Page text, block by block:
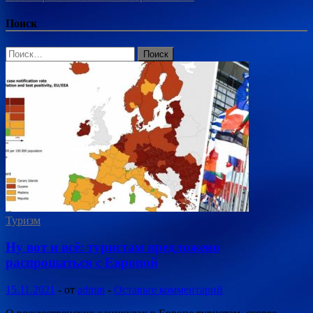
Поиск
Найти:
Туризм
Ну вот и всё: туристам предложено
распрощаться с Европой
15.11.2021 - от admin - Оставьте комментарий